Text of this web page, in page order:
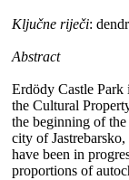
Ključne riječi:
Abstract
Erdödy Castle Park
the Cultural
the beginning of the
city of
have been in
proportions of